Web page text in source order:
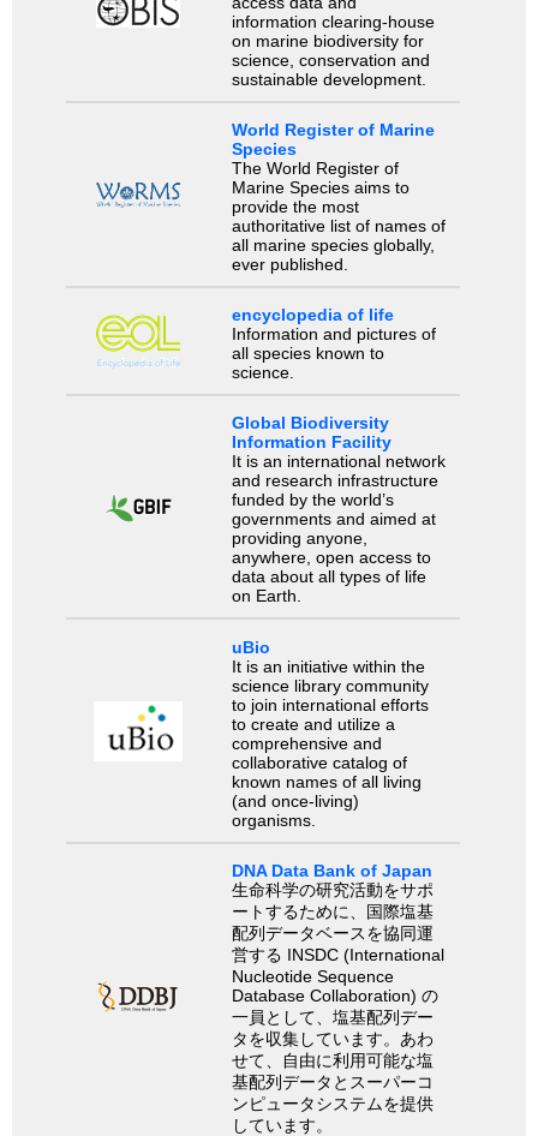
information clearing-house
on marine biodiversity for
science, conservation and
sustainable development.
World Register of Marine
Species
The World Register of
Marine Species aims to
provide the most
authoritative list of names of
all marine species globally,
ever published.
encyclopedia of life
Information and pictures of
all species known to
science.
Global Biodiversity
Information Facility
It is an international network
and research infrastructure
funded by the world’s
governments and aimed at
providing anyone,
anywhere, open access to
data about all types of life
on Earth.
uBio
It is an initiative within the
science library community
to join international efforts
to create and utilize a
comprehensive and
collaborative catalog of
known names of all living
(and once-living)
organisms.
DNA Data Bank of Japan
生命科学の研究活動をサポ
ートするために、国際塩基
配列データベースを協同運
営する INSDC (International
Nucleotide Sequence
Database Collaboration) の
一員として、塩基配列デー
タを収集しています。あわ
せて、自由に利用可能な塩
基配列データとスーパーコ
ンピュータシステムを提供
しています。